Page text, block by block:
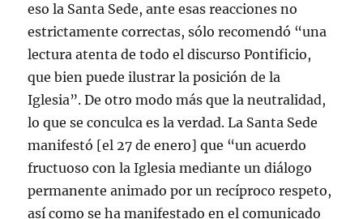
eso la Santa Sede, ante esas reacciones no
estrictamente correctas, sólo recomendó “una
lectura atenta de todo el discurso Pontificio,
que bien puede ilustrar la posición de la
Iglesia”. De otro modo más que la neutralidad,
lo que se conculca es la verdad. La Santa Sede
manifestó [el 27 de enero] que “un acuerdo
fructuoso con la Iglesia mediante un diálogo
permanente animado por un recíproco respeto,
así como se ha manifestado en el comunicado